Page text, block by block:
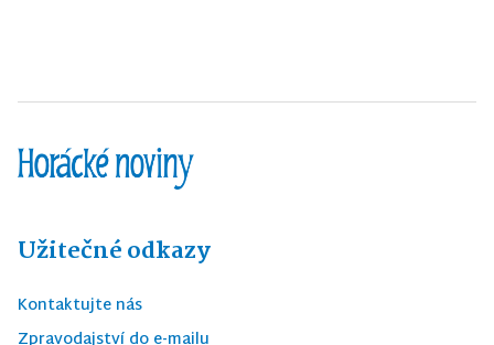
Užitečné odkazy
Kontaktujte nás